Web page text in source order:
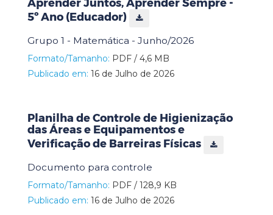
Aprender Juntos, Aprender Sempre -
5º Ano (Educador)
Grupo 1 - Matemática - Junho/2026
Formato/Tamanho: PDF / 4,6 MB
Publicado em: 16 de Julho de 2026
Planilha de Controle de Higienização
das Áreas e Equipamentos e
Verificação de Barreiras Físicas
Documento para controle
Formato/Tamanho: PDF / 128,9 KB
Publicado em: 16 de Julho de 2026